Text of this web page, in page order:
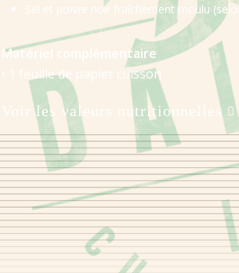
Sel et poivre noir fraîchement moulu
Matériel complémentaire
• 1 feuille de papier cuisson
Voir les valeurs nutritionnelles
Énergie
Protéines
Glucides
Sucres
Fibres